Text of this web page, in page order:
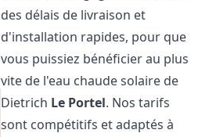
des délais de livraison et
d'installation rapides, pour que
vous puissiez bénéficier au plus
vite de l'eau chaude solaire de
Dietrich Le Portel. Nos tarifs
sont compétitifs et adaptés à